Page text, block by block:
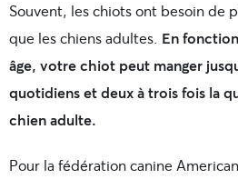
Souvent, les chiots ont besoin de
que les chiens adultes. En
âge, votre chiot peut manger
quotidiens et deux à trois fois la
chien adulte.
Pour la fédération canine